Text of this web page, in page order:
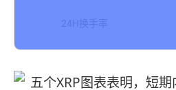
24H换手率